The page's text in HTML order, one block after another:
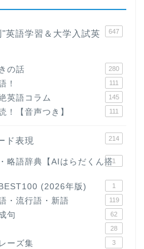
英語学習＆大学入試英
647
の話 280
！ 111
英語コラム 145
！【音声つき】 111
ド表現 214
略語辞典【AIはらだくん搭1
(2026年版) 1
・流行語・新語 119
句 62
28
ーズ集 3